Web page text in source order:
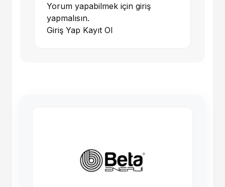
Yorum yapabilmek için giriş
yapmalısın.
Giriş Yap Kayıt Ol